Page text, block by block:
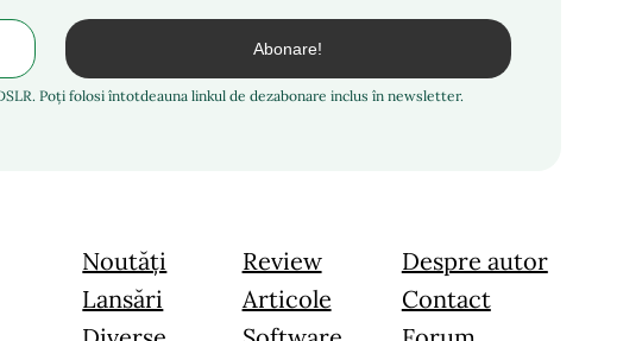
Poți folosi întotdeauna linkul de dezabonare inclus în newsletter.
Noutăți
Lansări
Review
Articole
Despre autor
Contact